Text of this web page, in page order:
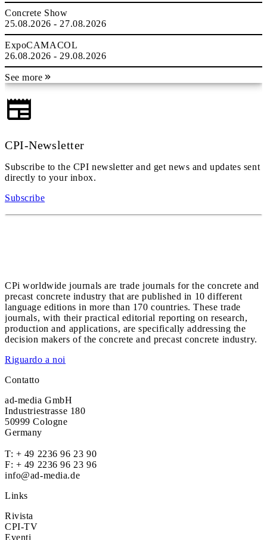
Concrete Show
25.08.2026 - 27.08.2026
ExpoCAMACOL
26.08.2026 - 29.08.2026
See more
CPI-Newsletter
Subscribe to the CPI newsletter and get news and updates sent
directly to your inbox.
Subscribe
CPi worldwide journals are trade journals for the concrete and
precast concrete industry that are published in 10 different
language editions in more than 170 countries. These trade
journals, with their practical editorial reporting on research,
production and applications, are specifically addressing the
decision makers of the concrete and precast concrete industry.
Riguardo a noi
Contatto
ad-media GmbH
Industriestrasse 180
50999 Cologne
Germany
T: + 49 2236 96 23 90
F: + 49 2236 96 23 96
info@ad-media.de
Links
Rivista
CPI-TV
Eventi